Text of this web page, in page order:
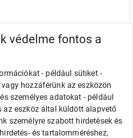
védelme fontos a
- például sütiket -
hozzáférünk az eszközön
személyes adatokat - például
az eszköz által küldött alapvető
személyre szabott hirdetések és
és tartalomméréshez,